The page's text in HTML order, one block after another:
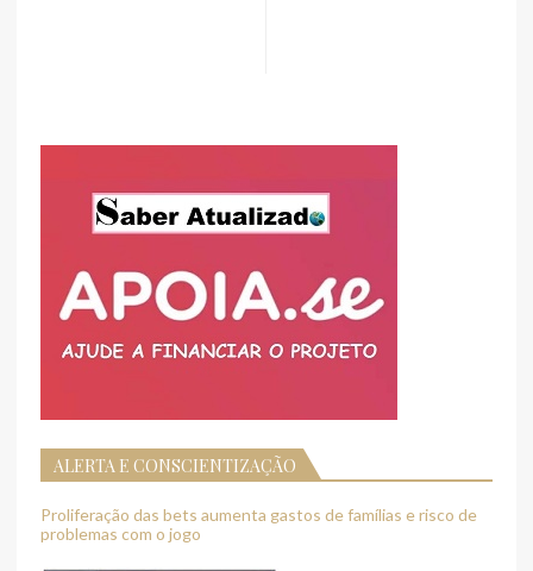
ALERTA E CONSCIENTIZAÇÃO
Proliferação das bets aumenta gastos de famílias e risco de
problemas com o jogo